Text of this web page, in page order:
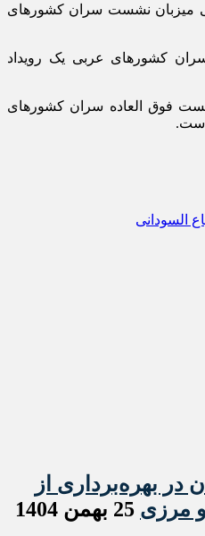
میزبان نشست سران کشورهای
کشورهای عربی یک رویداد
فوق العاده سران کشورهای
السودانی
بهره‌برداری از
مرزی